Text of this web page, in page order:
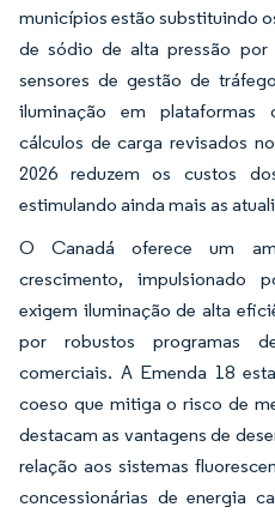
municípios estão substituindo
de sódio de alta pressão
sensores de gestão de
iluminação em plataformas
cálculos de carga revisados
2026 reduzem os custos
estimulando ainda mais as
O Canadá oferece um
crescimento, impulsionado
exigem iluminação de alta
por robustos programas
comerciais. A Emenda 18
coeso que mitiga o risco de
destacam as vantagens de
relação aos sistemas
concessionárias de energia